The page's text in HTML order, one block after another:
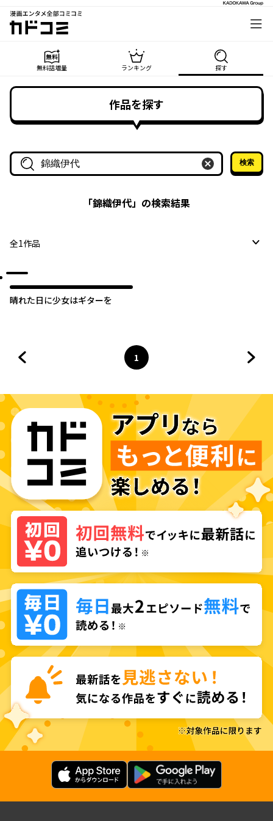
漫画エンタメ全部コミコミ
カドコミ
無料話増量 ランキング 探す
作品を探す
作品名・作家名で探す
検索
「錦織伊代」の検索結果
全1作品
晴れた日に少女はギターを
ページ
1
へ